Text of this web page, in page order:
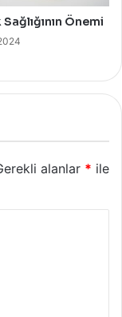
Önemi
alanlar * ile